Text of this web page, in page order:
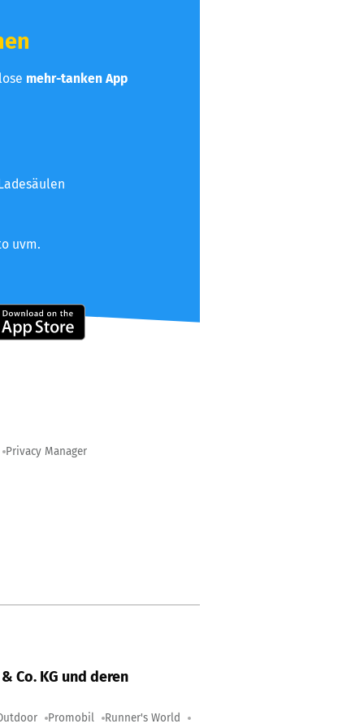
mehr-tanken App
uvm.
Privacy Manager
Co. KG und deren
Promobil Runner's World